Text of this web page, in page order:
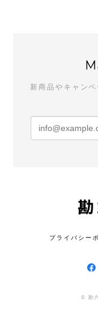
新商品やキャン
プライバシー
© 勘